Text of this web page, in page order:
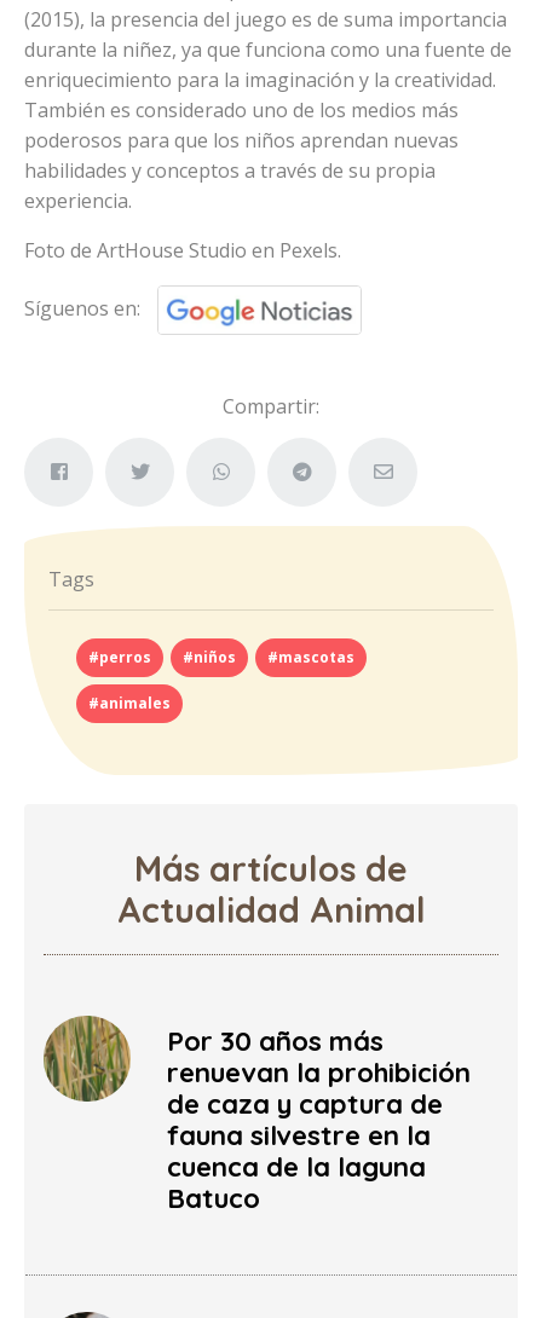
(2015), la presencia del juego es de suma importancia
durante la niñez, ya que funciona como una fuente de
enriquecimiento para la imaginación y la creatividad.
También es considerado uno de los medios más
poderosos para que los niños aprendan nuevas
habilidades y conceptos a través de su propia
experiencia.
Foto de ArtHouse Studio en Pexels.
Síguenos en:
Compartir:
Tags
#perros #niños #mascotas
#animales
Más artículos de
Actualidad Animal
Por 30 años más
renuevan la prohibición
de caza y captura de
fauna silvestre en la
cuenca de la laguna
Batuco